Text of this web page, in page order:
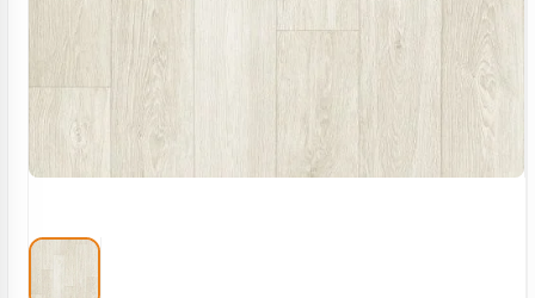
Пробковое покрытие
Ковровая плитка
Плинтус